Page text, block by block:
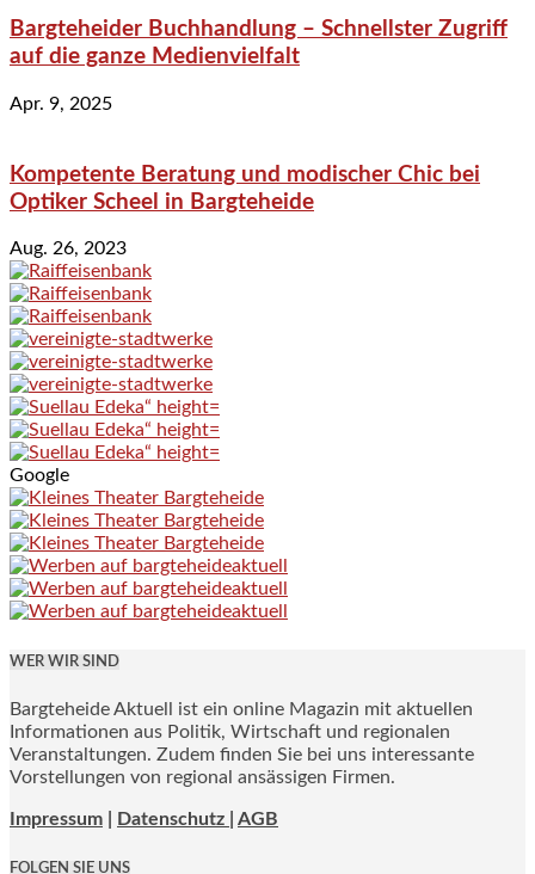
Bargteheider Buchhandlung – Schnellster Zugriff
auf die ganze Medienvielfalt
Apr. 9, 2025
Kompetente Beratung und modischer Chic bei
Optiker Scheel in Bargteheide
Aug. 26, 2023
Google
WER WIR SIND
Bargteheide Aktuell ist ein online Magazin mit aktuellen
Informationen aus Politik, Wirtschaft und regionalen
Veranstaltungen. Zudem finden Sie bei uns interessante
Vorstellungen von regional ansässigen Firmen.
Impressum Datenschutz | AGB
FOLGEN SIE UNS